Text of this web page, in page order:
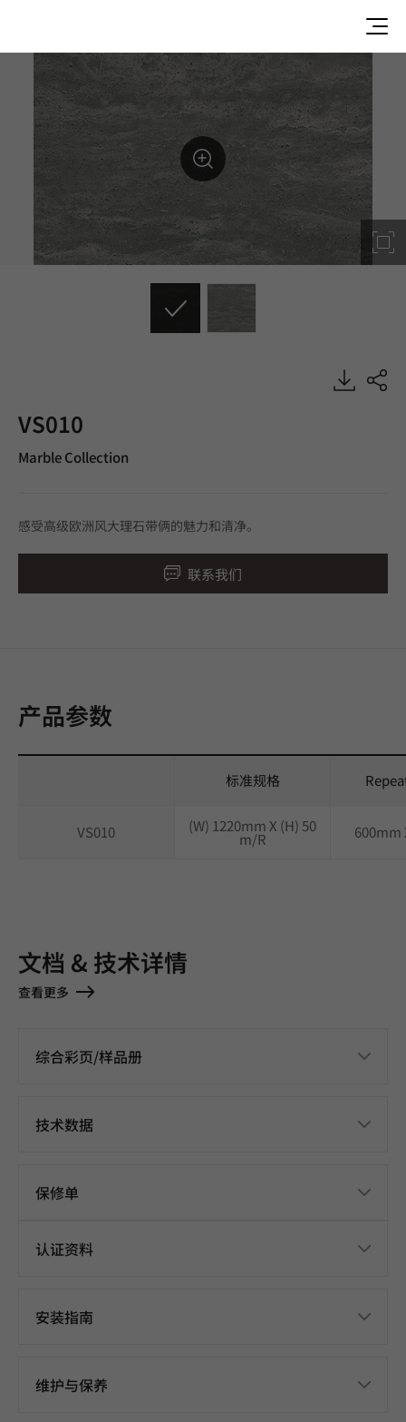
VS010
Marble Collection
感受高级欧洲风大理石带俩的魅力和清净。
联系我们
产品参数
标准规格
VS010 (W) 1220mm X (H) 50
m/R 600mm
文档 & 技术详情
查看更多
综合彩页/样品册
技术数据
保修单
认证资料
安装指南
维护与保养